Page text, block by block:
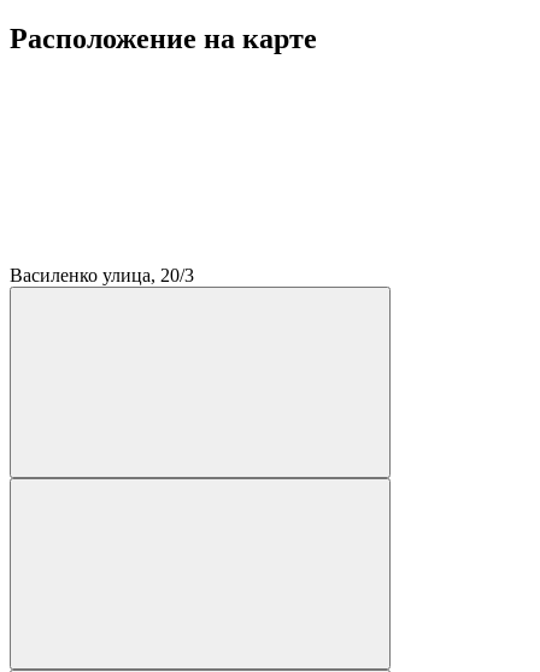
Расположение на карте
Василенко улица, 20/3